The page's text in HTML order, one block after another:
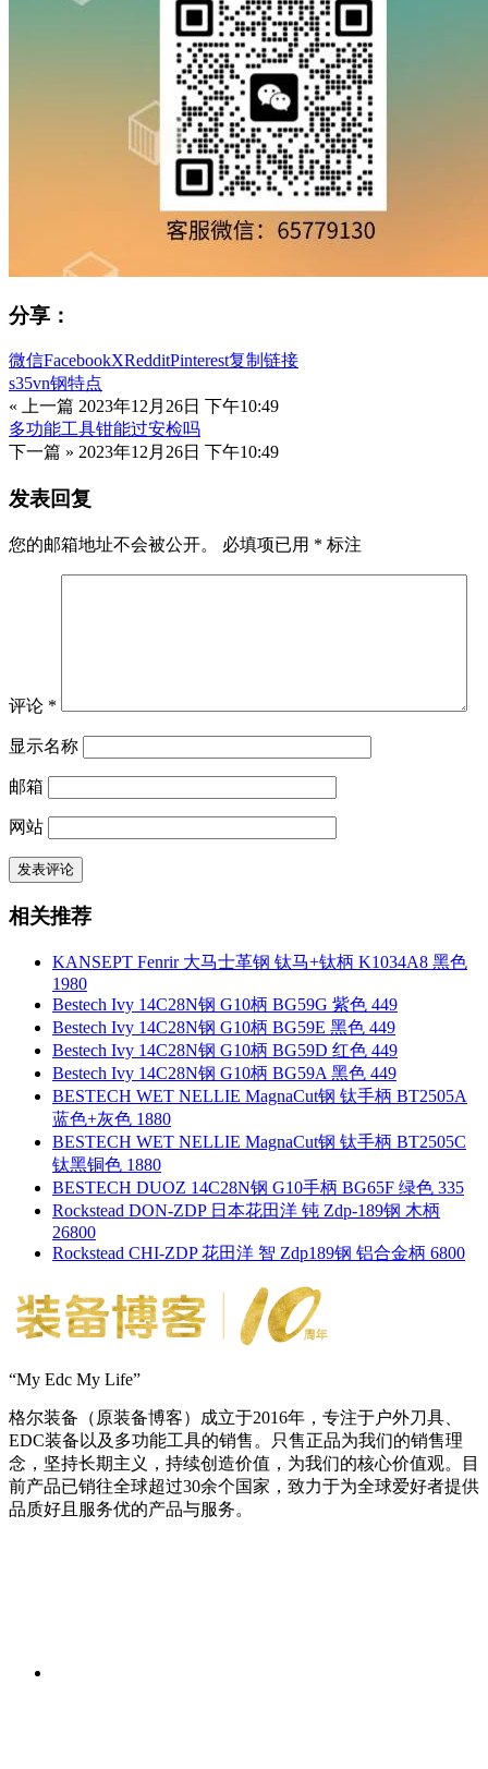
分享：
微信FacebookXRedditPinterest复制链接
s35vn钢特点
« 上一篇 2023年12月26日 下午10:49
多功能工具钳能过安检吗
下一篇 » 2023年12月26日 下午10:49
发表回复
您的邮箱地址不会被公开。 必填项已用 * 标注
评论 *
显示名称
邮箱
网站
相关推荐
KANSEPT Fenrir 大马士革钢 钛马+钛柄 K1034A8 黑色
1980
Bestech Ivy 14C28N钢 G10柄 BG59G 紫色 449
Bestech Ivy 14C28N钢 G10柄 BG59E 黑色 449
Bestech Ivy 14C28N钢 G10柄 BG59D 红色 449
Bestech Ivy 14C28N钢 G10柄 BG59A 黑色 449
BESTECH WET NELLIE MagnaCut钢 钛手柄 BT2505A
蓝色+灰色 1880
BESTECH WET NELLIE MagnaCut钢 钛手柄 BT2505C
钛黑铜色 1880
BESTECH DUOZ 14C28N钢 G10手柄 BG65F 绿色 335
Rockstead DON-ZDP 日本花田洋 钝 Zdp-189钢 木柄
26800
Rockstead CHI-ZDP 花田洋 智 Zdp189钢 铝合金柄 6800
“My Edc My Life”
格尔装备（原装备博客）成立于2016年，专注于户外刀具、
EDC装备以及多功能工具的销售。只售正品为我们的销售理
念，坚持长期主义，持续创造价值，为我们的核心价值观。目
前产品已销往全球超过30余个国家，致力于为全球爱好者提供
品质好且服务优的产品与服务。